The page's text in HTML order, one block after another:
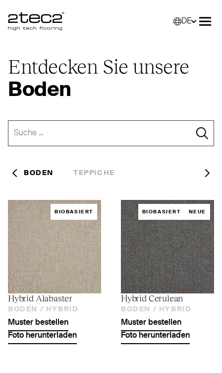
Primary
DE
Entdecken Sie unsere
Boden
BODEN TEPPICHE
Previous
BIOBASIERT
Hybrid Alabaster
BODEN / HYBRID
Muster bestellen
Foto herunterladen
BIOBASIERT NEUE
Hybrid Cerulean
BODEN / HYBRID
Muster bestellen
Foto herunterladen